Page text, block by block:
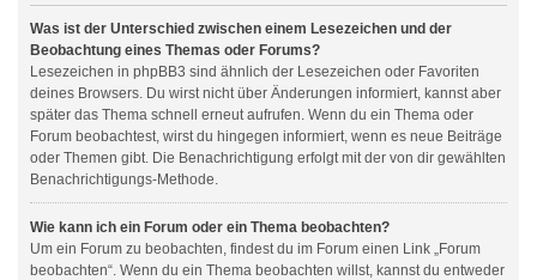
Was ist der Unterschied zwischen einem Lesezeichen und der
Beobachtung eines Themas oder Forums?
Lesezeichen in phpBB3 sind ähnlich der Lesezeichen oder Favoriten
deines Browsers. Du wirst nicht über Änderungen informiert, kannst aber
später das Thema schnell erneut aufrufen. Wenn du ein Thema oder
Forum beobachtest, wirst du hingegen informiert, wenn es neue Beiträge
oder Themen gibt. Die Benachrichtigung erfolgt mit der von dir gewählten
Benachrichtigungs-Methode.
Wie kann ich ein Forum oder ein Thema beobachten?
Um ein Forum zu beobachten, findest du im Forum einen Link „Forum
beobachten“. Wenn du ein Thema beobachten willst, kannst du entweder